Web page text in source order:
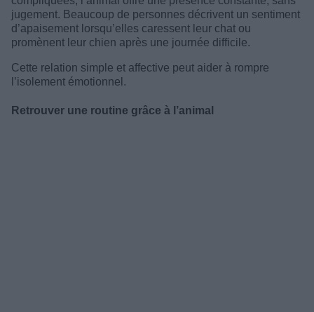
jugement. Beaucoup de personnes décrivent un sentiment
d’apaisement lorsqu’elles caressent leur chat ou
promènent leur chien après une journée difficile.
Cette relation simple et affective peut aider à rompre
l’isolement émotionnel.
Retrouver une routine grâce à l’animal